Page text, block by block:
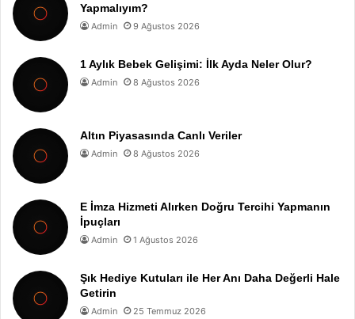
Yapmalıyım?
Admin 9 Ağustos 2026
1 Aylık Bebek Gelişimi: İlk Ayda Neler Olur?
Admin 8 Ağustos 2026
Altın Piyasasında Canlı Veriler
Admin 8 Ağustos 2026
E İmza Hizmeti Alırken Doğru Tercihi Yapmanın
İpuçları
Admin 1 Ağustos 2026
Şık Hediye Kutuları ile Her Anı Daha Değerli Hale
Getirin
Admin 25 Temmuz 2026